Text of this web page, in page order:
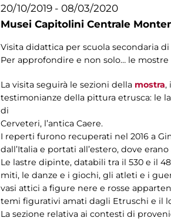
20/10/2019 - 08/03/2020
Musei Capitolini Centrale
Visita didattica per scuola secondaria di
Per approfondire e non solo… le mostre
La visita seguirà le sezioni della mostra,
testimonianze della pittura etrusca: le
di
Cerveteri, l’antica Caere.
I reperti furono recuperati nel 2016 a
dall’Italia e portati all’estero, dove
Le lastre dipinte, databili tra il 530 e il
miti, le danze e i giochi, gli atleti e i
vasi attici a figure nere e rosse
temi figurativi amati dagli Etruschi e il
La sezione relativa ai contesti di